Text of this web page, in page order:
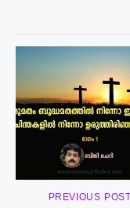
PREVIOUS POST